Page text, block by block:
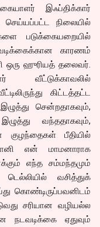
இஃப்திக்கார்
நிலையில்
படுக்கையறையில்
காரணம்
ஹுரியத் தலைவர்.
கிட்டத்தட்ட
சென்றதாகவும்,
வந்ததாகவும்,
குழந்தைகள் பீதியில்
என் மாமனாராக
எந்த சம்மந்தமும்
வசித்துக்
கொண்டிருப்பவனிடம்
சரியான வழியல்ல
நடவடிக்கை ஏதுவும்